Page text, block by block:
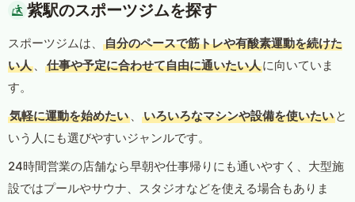
紫駅のスポーツジムを探す
スポーツジムは、
自分のペースで筋トレや有酸素運動を続けた
い人 、 仕事や予定に合わせて自由に通いたい人に向いていま
す。
気軽に運動を始めたい 、 いろいろなマシンや設備を使いたい と
いう人にも選びやすいジャンルです。
24時間営業の店舗なら早朝や仕事帰りにも通いやすく、大型施
設ではプールやサウナ、スタジオなどを使える場合もありま